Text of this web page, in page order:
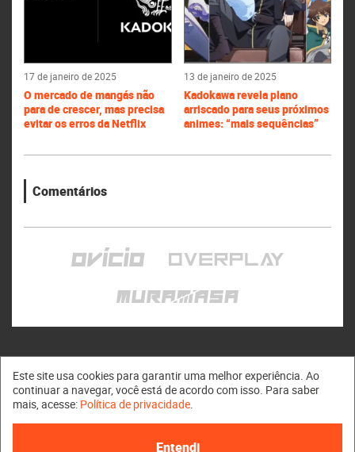
17 de janeiro de 2025
O mercado de mangás não
para de crescer, mas precisa
evitar os erros da Netflix
13 de janeiro de 2025
Kadokawa revela plano
arriscado para seus próximos
animes: “mais sequências”
Comentários
Muramasa © 2011 - 2026
Este site usa cookies para garantir uma melhor experiência. Ao
continuar a navegar, você está de acordo com isso. Para saber
mais, acesse: Política de privacidade.
Entendi